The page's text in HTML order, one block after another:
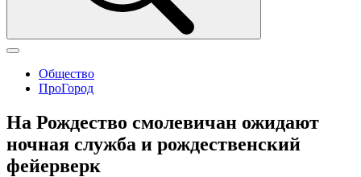
Общество
ПроГород
На Рождество смолевичан ожидают
ночная служба и рождественский
фейерверк